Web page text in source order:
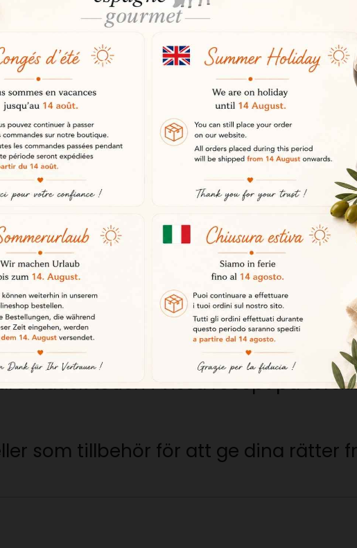
konsistens som är särskilt
kaprissernas vegetabiliska toner
utmärkt till tapas, oliver, charkuterier
rökt lax eller recept baserade på
vinägretter och medelhavsrätter.
touch i vissa recept på
som tillbehör för att ge dina rätter